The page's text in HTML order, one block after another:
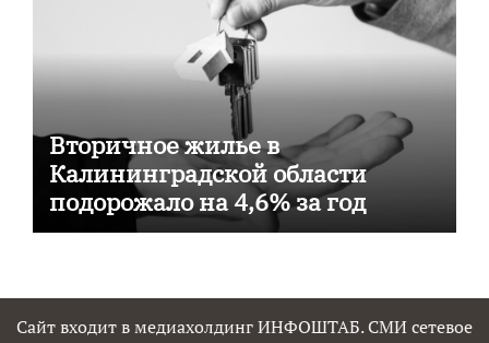
Вторичное жилье в
Калининградской области
подорожало на 4,6% за год
Сайт входит в медиахолдинг ИНФОШТАБ. СМИ сетевое